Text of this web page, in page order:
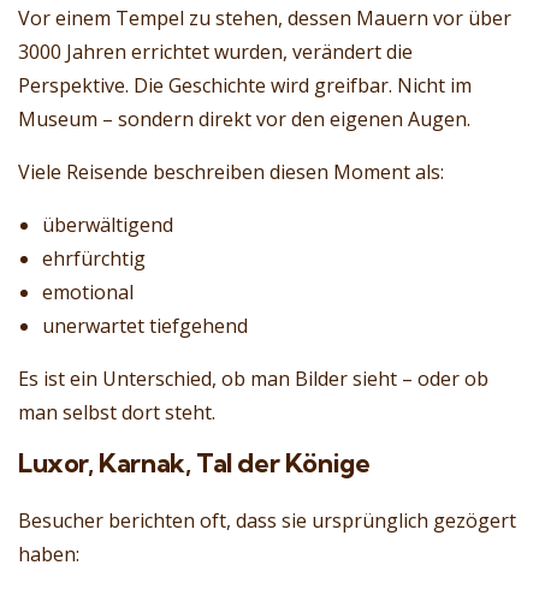
Vor einem Tempel zu stehen, dessen Mauern vor über
3000 Jahren errichtet wurden, verändert die
Perspektive. Die Geschichte wird greifbar. Nicht im
Museum – sondern direkt vor den eigenen Augen.
Viele Reisende beschreiben diesen Moment als:
überwältigend
ehrfürchtig
emotional
unerwartet tiefgehend
Es ist ein Unterschied, ob man Bilder sieht – oder ob
man selbst dort steht.
Luxor, Karnak, Tal der Könige
Besucher berichten oft, dass sie ursprünglich gezögert
haben: